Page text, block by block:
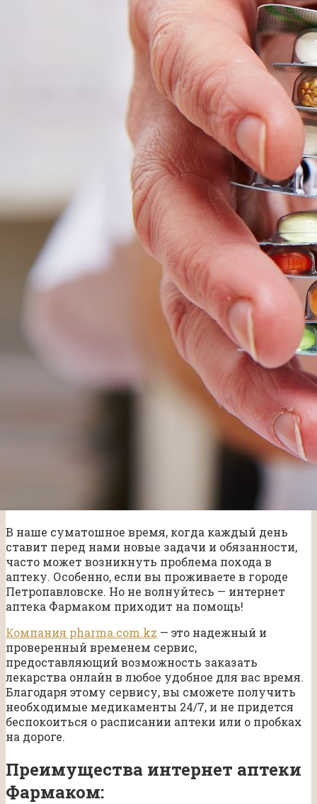
В наше суматошное время, когда каждый день
ставит перед нами новые задачи и обязанности,
часто может возникнуть проблема похода в
аптеку. Особенно, если вы проживаете в городе
Петропавловске. Но не волнуйтесь — интернет
аптека Фармаком приходит на помощь!
Компания pharma.com.kz — это надежный и
проверенный временем сервис,
предоставляющий возможность заказать
лекарства онлайн в любое удобное для вас время.
Благодаря этому сервису, вы сможете получить
необходимые медикаменты 24/7, и не придется
беспокоиться о расписании аптеки или о пробках
на дороге.
Преимущества интернет аптеки
Фармаком: